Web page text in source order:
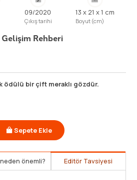
09/2020
Çıkış tarihi
13 x 21 x 1 cm
Boyut (cm)
Rehberi
ödülü bir çift meraklı gözdür.
Sepete Ekle
önemli? Editör Tavsiyesi